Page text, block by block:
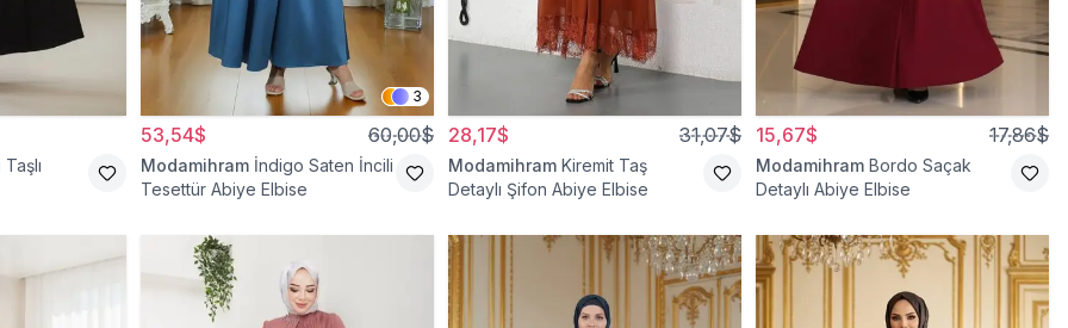
3
53,54$ 60,00$
Modamihram İndigo Saten İncili
Tesettür Abiye Elbise
28,17$ 31,07$
Modamihram Kiremit Taş
Detaylı Şifon Abiye Elbise
15,67$ 17,86$
Modamihram Bordo Saçak
Detaylı Abiye Elbise